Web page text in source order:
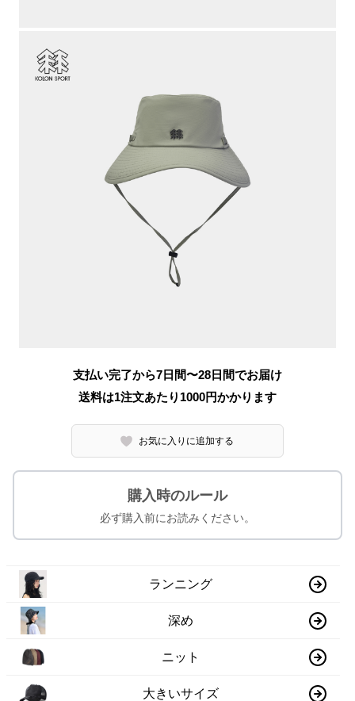
支払い完了から7日間〜28日間でお届け
送料は1注文あたり 1000円かかります
お気に入りに追加する
購入時のルール
必ず購入前にお読みください。
ランニング
深め
ニット
大きいサイズ